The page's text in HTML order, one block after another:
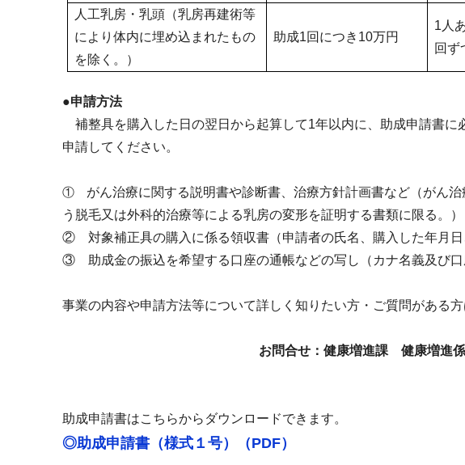
人工乳房・乳頭（乳房再建術等
により体内に埋め込まれたもの
を除く。）
助成1回につき 10万円
1 人
回ず
●申請方法
補整具を購入した日の翌日から起算して1年以内に、助成申請書
申請してください。
① がん治療に関する説明書や診断書、治療方針計画書など（がん
う脱毛又は外科的治療等による乳房の変形を証明する書類に限る。）
② 対象補正具の購入に係る領収書（申請者の氏名、購入した年月日
③ 助成金の振込を希望する口座の通帳などの写し（カナ名義及び口
事業の内容や申請方法等について詳しく知りたい方・ご質問がある
お問合せ：健康増進課 健康増進
助成申請書はこちらからダウンロードできます。
◎助成申請書（様式１号）（PDF）